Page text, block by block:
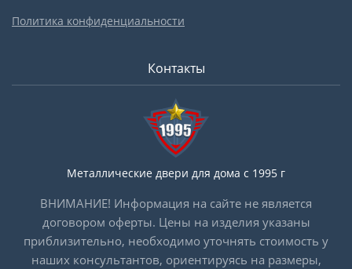
Политика конфиденциальности
Контакты
Металлические двери для дома с 1995 г
ВНИМАНИЕ! Информация на сайте не является
договором оферты. Цены на изделия указаны
приблизительно, необходимо уточнять стоимость у
наших консультантов, ориентируясь на размеры,